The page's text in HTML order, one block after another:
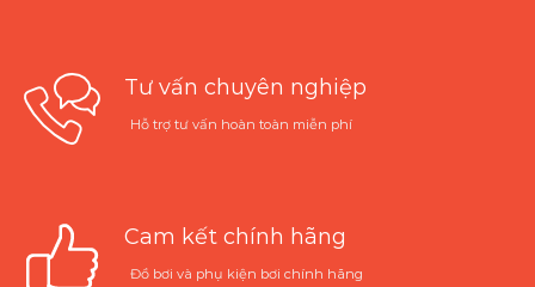
Tư vấn chuyên nghiệp
Hỗ trợ tư vấn hoàn toàn miễn phí
Cam kết chính hãng
Đồ bơi và phụ kiện bơi chính hãng